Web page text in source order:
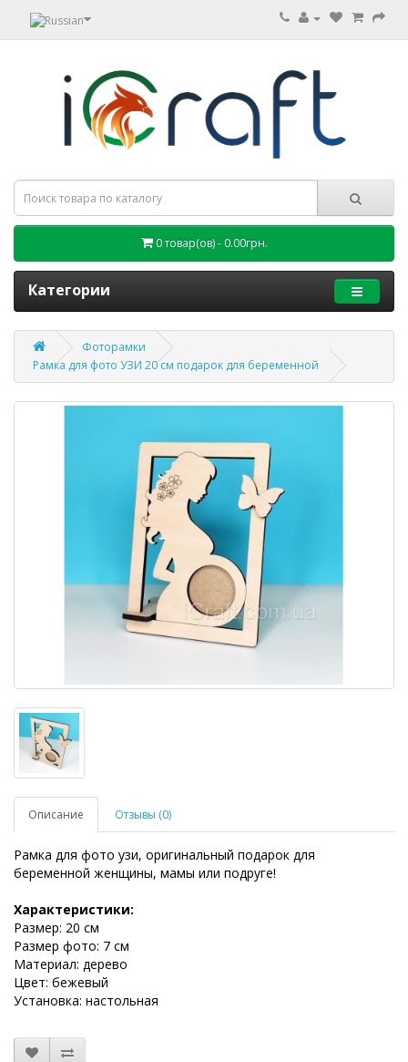
0 товар(ов) - 0.00грн.
Категории
Фоторамки
Рамка для фото УЗИ 20 см подарок для беременной
Описание Отзывы (0)
Рамка для фото узи, оригинальный подарок для
беременной женщины, мамы или подруге!
Характеристики:
Размер: 20 см
Размер фото: 7 см
Материал: дерево
Цвет: бежевый
Установка: настольная